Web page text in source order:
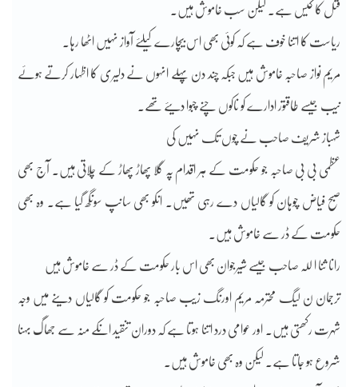
قتل کا کیس ہے۔ لیکن سب خاموش ہیں۔
ریاست کا اتنا خوف ہے کہ کوئی بھی اس بیچارے کیلئے آواز نہیں اٹھا رہا۔
مریم نواز صاحبہ خاموش ہیں جبکہ چند دن پہلے انہوں نے دلیری کا اظہار کرتے ہوئے
نیب جیسے طاقتور ادارے کو ناکوں چنے چبوا دیئے تھے۔
شہباز شریف صاحب نے چوں تک نہیں کی
عظمی بی بی صاحبہ جو حکومت کے ہر اقدام پہ گلا پھاڑ پھاڑ کے چلاتی ہیں۔ آج بھی
صبح فیاض چوہان کو گالیاں دے رہی تھیں۔ انکو بھی سانپ سونگھ گیا ہے۔ وہ بھی
حکومت کے ڈر سے خاموش ہیں۔
رانا ثنا ا للہ صاحب جیسے شیرجوان بھی اس بار حکومت کے ڈر سے خاموش ہیں
ترجمان ن لیگ محترمہ مریم اورنگ زیب صاحبہ جو حکومت کو گالیاں دینے میں وجہ
شہرت رکھتی ہیں۔ اور عوامی درد اتنا ہوتا ہے کہ دوران تنقید انکے منہ سے جھاگ بہنا
شروع ہو جاتا ہے۔ لیکن وہ بھی خاموش ہیں۔